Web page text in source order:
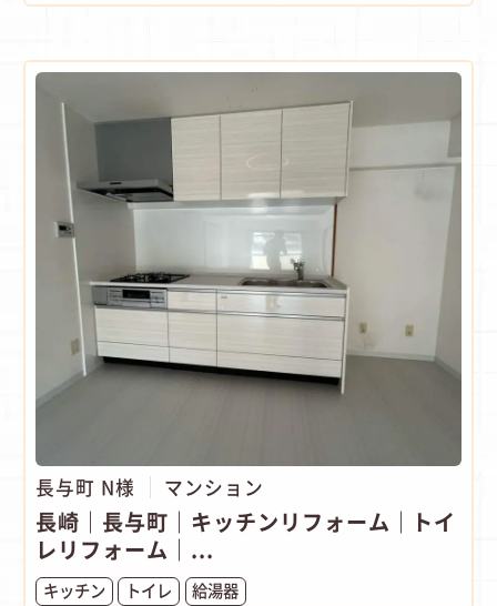
長与町 N様 マンション
長崎｜長与町｜キッチンリフォーム｜トイ
レリフォーム｜...
キッチン トイレ 給湯器